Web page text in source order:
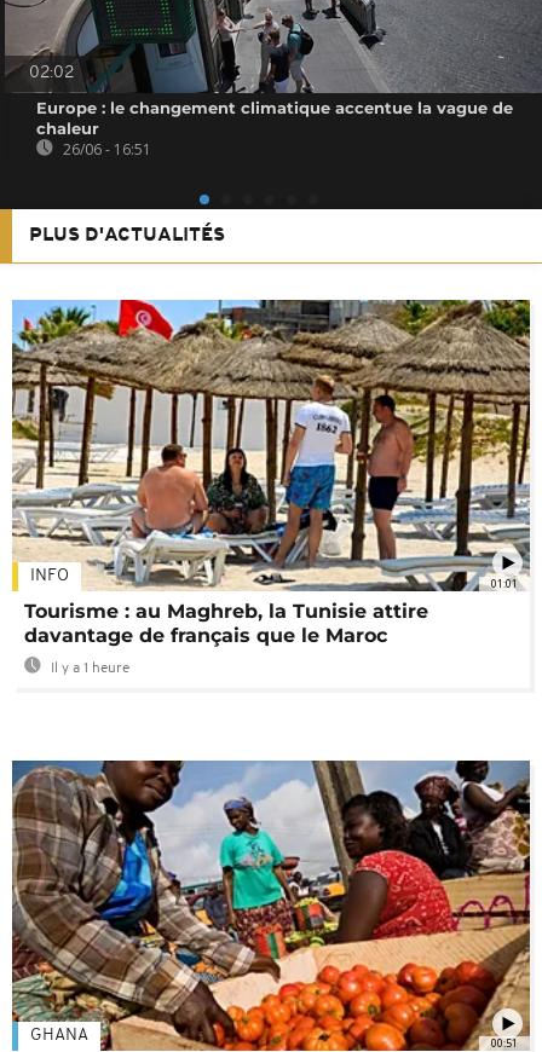
02:02
Europe : le changement climatique accentue la vague de
chaleur
26/06 - 16:51
PLUS D'ACTUALITÉS
01:01
INFO
Tourisme : au Maghreb, la Tunisie attire
davantage de français que le Maroc
Il y a 1 heure
00:51
GHANA